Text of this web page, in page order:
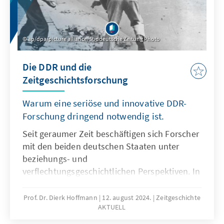
ap/dpa/picture alliance/Süddeutsche Zeitung Photo
Die DDR und die
Zeitgeschichtsforschung
Warum eine seriöse und innovative DDR-
Forschung dringend notwendig ist.
Seit geraumer Zeit beschäftigen sich Forscher
mit den beiden deutschen Staaten unter
beziehungs- und
verflechtungsgeschichtlichen Perspektiven. In
gemeinsamen, teils unterschiedlichen
Erfahrungen und Erwartungshaltungen der
Prof. Dr. Dierk Hoffmann 12. august 2024. Zeitgeschichte
AKTUELL